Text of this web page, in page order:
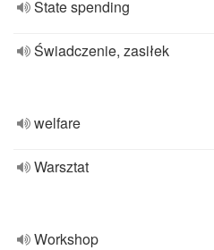
State spending
Świadczenie, zasiłek
welfare
Warsztat
Workshop